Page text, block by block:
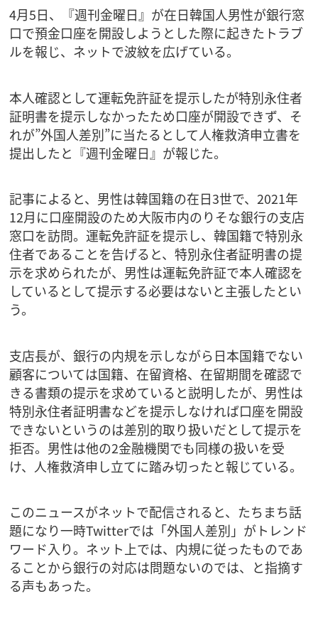
4月5日、『週刊金曜日』が在日韓国人男性が銀行窓
口で預金口座を開設しようとした際に起きたトラブ
ルを報じ、ネットで波紋を広げている。
本人確認として運転免許証を提示したが特別永住者
証明書を提示しなかったため口座が開設できず、そ
れが”外国人差別”に当たるとして人権救済申立書を
提出したと『週刊金曜日』が報じた。
記事によると、男性は韓国籍の在日3世で、2021年
12月に口座開設のため大阪市内のりそな銀行の支店
窓口を訪問。運転免許証を提示し、韓国籍で特別永
住者であることを告げると、特別永住者証明書の提
示を求められたが、男性は運転免許証で本人確認を
しているとして提示する必要はないと主張したとい
う。
支店長が、銀行の内規を示しながら日本国籍でない
顧客については国籍、在留資格、在留期間を確認で
きる書類の提示を求めていると説明したが、男性は
特別永住者証明書などを提示しなければ口座を開設
できないというのは差別的取り扱いだとして提示を
拒否。男性は他の2金融機関でも同様の扱いを受
け、人権救済申し立てに踏み切ったと報じている。
このニュースがネットで配信されると、たちまち話
題になり一時Twitterでは「外国人差別」がトレンド
ワード入り。ネット上では、内規に従ったものであ
ることから銀行の対応は問題ないのでは、と指摘す
る声もあった。